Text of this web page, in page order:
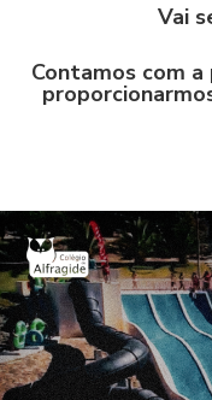
Vai
Contamos com